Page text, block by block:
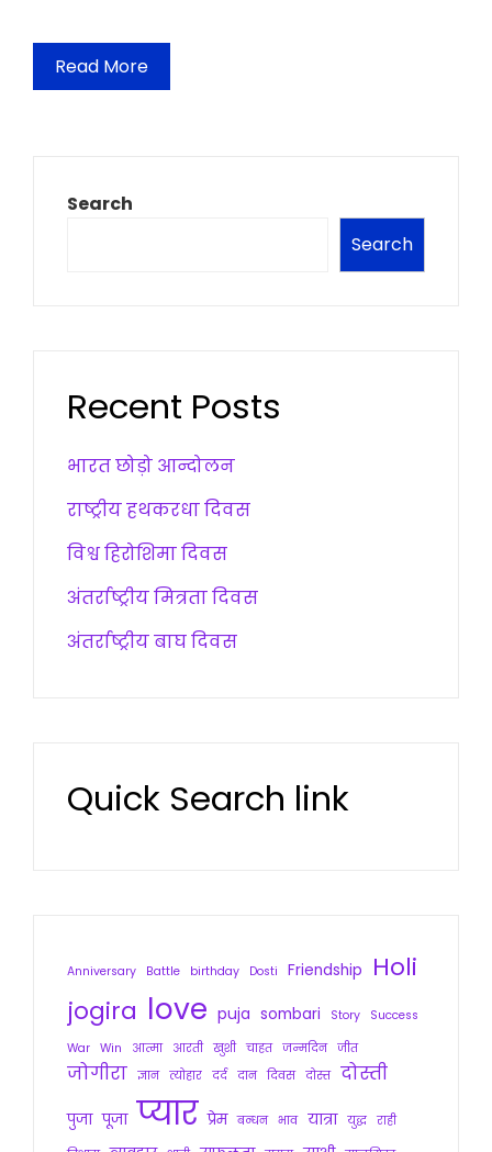
Read More
Search
Search
Recent Posts
भारत छोड़ो आन्दोलन
राष्ट्रीय हथकरधा दिवस
विश्व हिरोशिमा दिवस
अंतर्राष्ट्रीय मित्रता दिवस
अंतर्राष्ट्रीय बाघ दिवस
Quick Search link
Anniversary Battle birthday Dosti Friendship
Holi
jogira love puja sombari Story
Success
War Win आत्मा आरती खुशी चाहत जन्मदिन जीत
जोगीरा ज्ञान त्योहार दर्द दान दिवस दोस्त दोस्ती
पुजा पूजा प्यार प्रेम बन्धन भाव यात्रा युद्ध राही